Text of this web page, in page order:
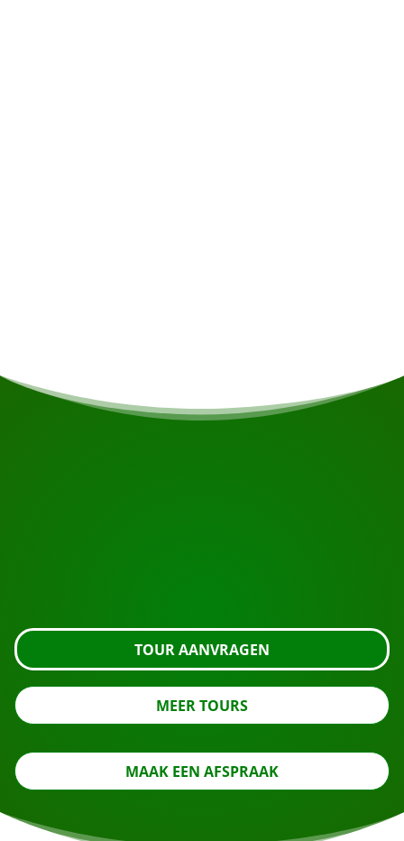
TOUR AANVRAGEN
MEER TOURS
MAAK EEN AFSPRAAK